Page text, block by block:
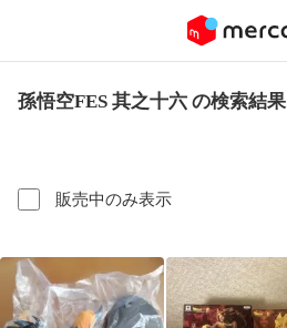
孫悟空FES 其之十六 の検索結果
販売中のみ表示